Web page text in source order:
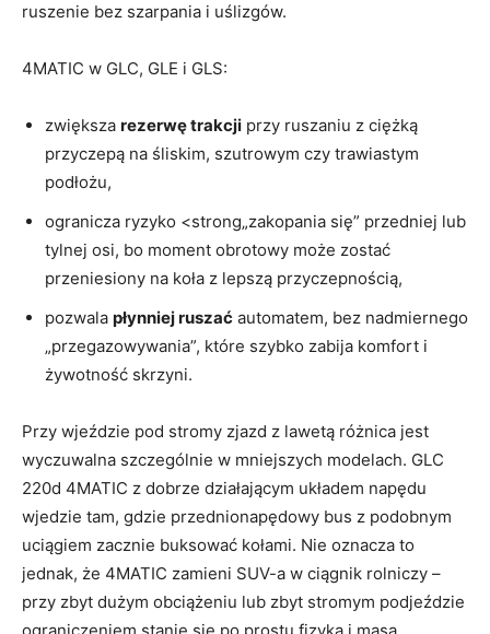
ruszenie bez szarpania i uślizgów.
4MATIC w GLC, GLE i GLS:
zwiększa rezerwę trakcji przy ruszaniu z ciężką
przyczepą na śliskim, szutrowym czy trawiastym
podłożu,
ogranicza ryzyko <strong„zakopania się” przedniej lub
tylnej osi, bo moment obrotowy może zostać
przeniesiony na koła z lepszą przyczepnością,
pozwala płynniej ruszać automatem, bez nadmiernego
„przegazowywania”, które szybko zabija komfort i
żywotność skrzyni.
Przy wjeździe pod stromy zjazd z lawetą różnica jest
wyczuwalna szczególnie w mniejszych modelach. GLC
220d 4MATIC z dobrze działającym układem napędu
wjedzie tam, gdzie przednionapędowy bus z podobnym
uciągiem zacznie buksować kołami. Nie oznacza to
jednak, że 4MATIC zamieni SUV-a w ciągnik rolniczy –
przy zbyt dużym obciążeniu lub zbyt stromym podjeździe